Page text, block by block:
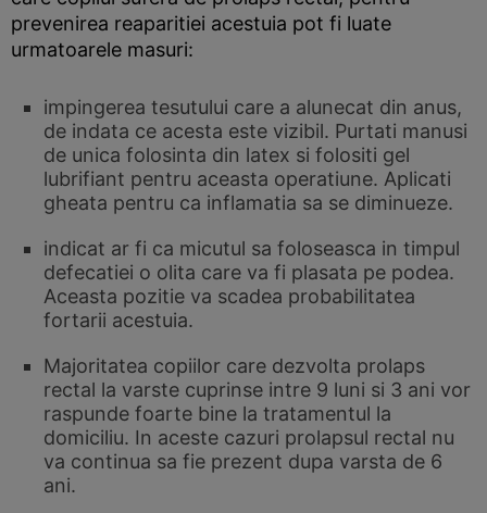
prevenirea reaparitiei acestuia pot fi luate
urmatoarele masuri:
impingerea tesutului care a alunecat din anus,
de indata ce acesta este vizibil. Purtati manusi
de unica folosinta din latex si folositi gel
lubrifiant pentru aceasta operatiune. Aplicati
gheata pentru ca inflamatia sa se diminueze.
indicat ar fi ca micutul sa foloseasca in timpul
defecatiei o olita care va fi plasata pe podea.
Aceasta pozitie va scadea probabilitatea
fortarii acestuia.
Majoritatea copiilor care dezvolta prolaps
rectal la varste cuprinse intre 9 luni si 3 ani vor
raspunde foarte bine la tratamentul la
domiciliu. In aceste cazuri prolapsul rectal nu
va continua sa fie prezent dupa varsta de 6
ani.